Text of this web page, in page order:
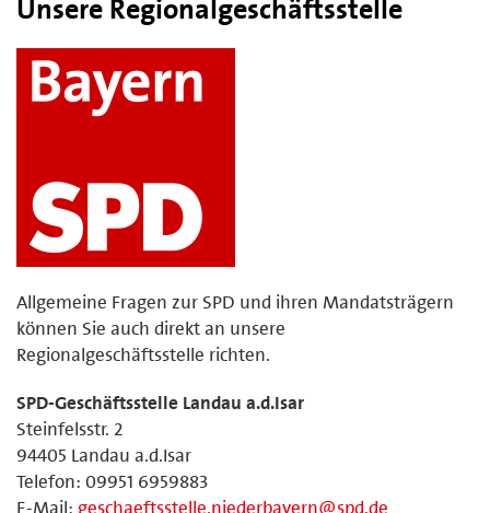
Unsere Regionalgeschäftsstelle
Allgemeine Fragen zur SPD und ihren Mandatsträgern
können Sie auch direkt an unsere
Regionalgeschäftsstelle richten.
SPD-Geschäftsstelle Landau a.d.Isar
Steinfelsstr. 2
94405 Landau a.d.Isar
Telefon: 09951 6959883
E-Mail: geschaeftsstelle.niederbayern@spd.de